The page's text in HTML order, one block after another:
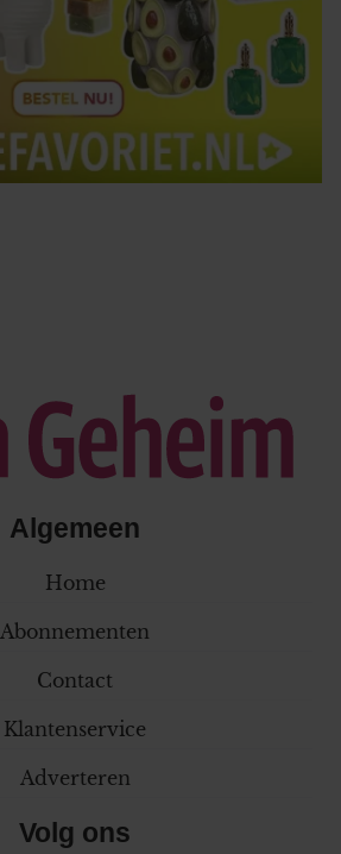
Algemeen
Home
Abonnementen
Contact
Klantenservice
Adverteren
Volg ons